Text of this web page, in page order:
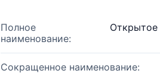
Полное
наименование:
Открытое
Сокращенное наименование: